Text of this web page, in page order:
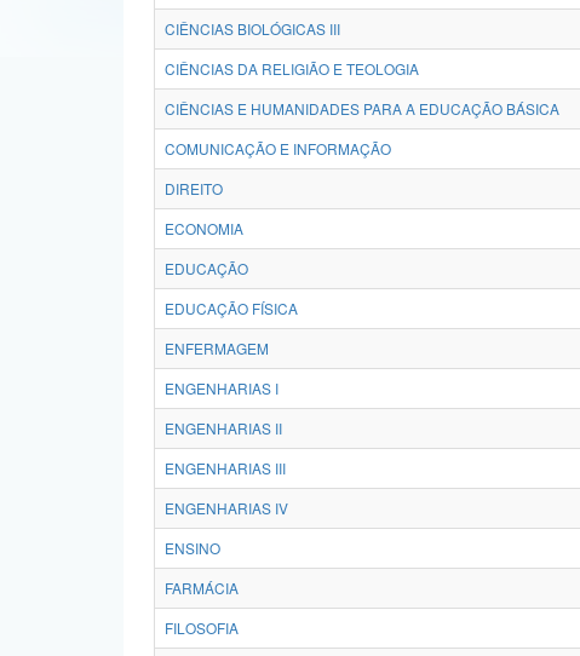
CIÊNCIAS BIOLÓGICAS III
CIÊNCIAS DA RELIGIÃO E TEOLOGIA
CIÊNCIAS E HUMANIDADES PARA A EDUCAÇÃO BÁSICA
COMUNICAÇÃO E INFORMAÇÃO
DIREITO
ECONOMIA
EDUCAÇÃO
EDUCAÇÃO FÍSICA
ENFERMAGEM
ENGENHARIAS I
ENGENHARIAS II
ENGENHARIAS III
ENGENHARIAS IV
ENSINO
FARMÁCIA
FILOSOFIA